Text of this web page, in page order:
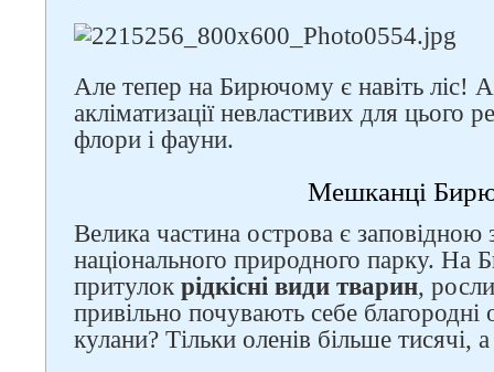
Але тепер на Бирючому є навіть ліс! А
акліматизації невластивих для цього
флори і фауни.
Мешканці
Велика частина острова є
національного природного парку.
притулок рідкісні види тварин,
привільно почувають себе благородні
кулани? Тільки оленів більше тисячі,